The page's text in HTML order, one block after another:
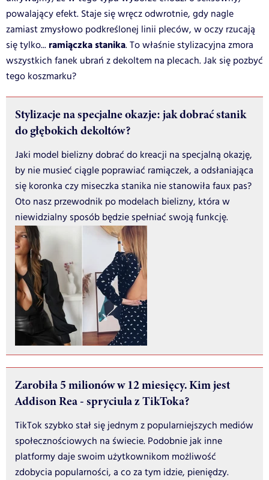
powalający efekt. Staje się wręcz odwrotnie, gdy nagle
zamiast zmysłowo podkreślonej linii pleców, w oczy rzucają
się tylko... ramiączka stanika. To właśnie stylizacyjna zmora
wszystkich fanek ubrań z dekoltem na plecach. Jak się pozbyć
tego koszmarku?
Stylizacje na specjalne okazje: jak dobrać stanik
do głębokich dekoltów?
Jaki model bielizny dobrać do kreacji na specjalną okazję,
by nie musieć ciągle poprawiać ramiączek, a odsłaniająca
się koronka czy miseczka stanika nie stanowiła faux pas?
Oto nasz przewodnik po modelach bielizny, która w
niewidzialny sposób będzie spełniać swoją funkcję.
Zarobiła 5 milionów w 12 miesięcy. Kim jest
Addison Rea - spryciula z TikToka?
TikTok szybko stał się jednym z popularniejszych mediów
społecznościowych na świecie. Podobnie jak inne
platformy daje swoim użytkownikom możliwość
zdobycia popularności, a co za tym idzie, pieniędzy.